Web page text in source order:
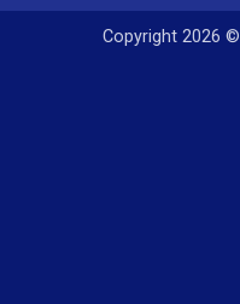
Copyright 2026 ©